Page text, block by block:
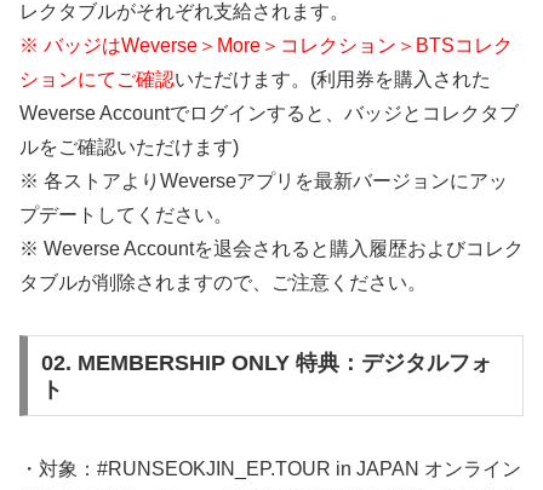
レクタブルがそれぞれ支給されます。
※ バッジはWeverse＞More＞コレクション＞BTSコレク
ションにてご確認いただけます。(利用券を購入された
Weverse Accountでログインすると、バッジとコレクタブ
ルをご確認いただけます)
※ 各ストアよりWeverseアプリを最新バージョンにアッ
プデートしてください。
※ Weverse Accountを退会されると購入履歴およびコレク
タブルが削除されますので、ご注意ください。
02. MEMBERSHIP ONLY 特典：デジタルフォ
ト
・対象：#RUNSEOKJIN_EP.TOUR in JAPAN オンライン